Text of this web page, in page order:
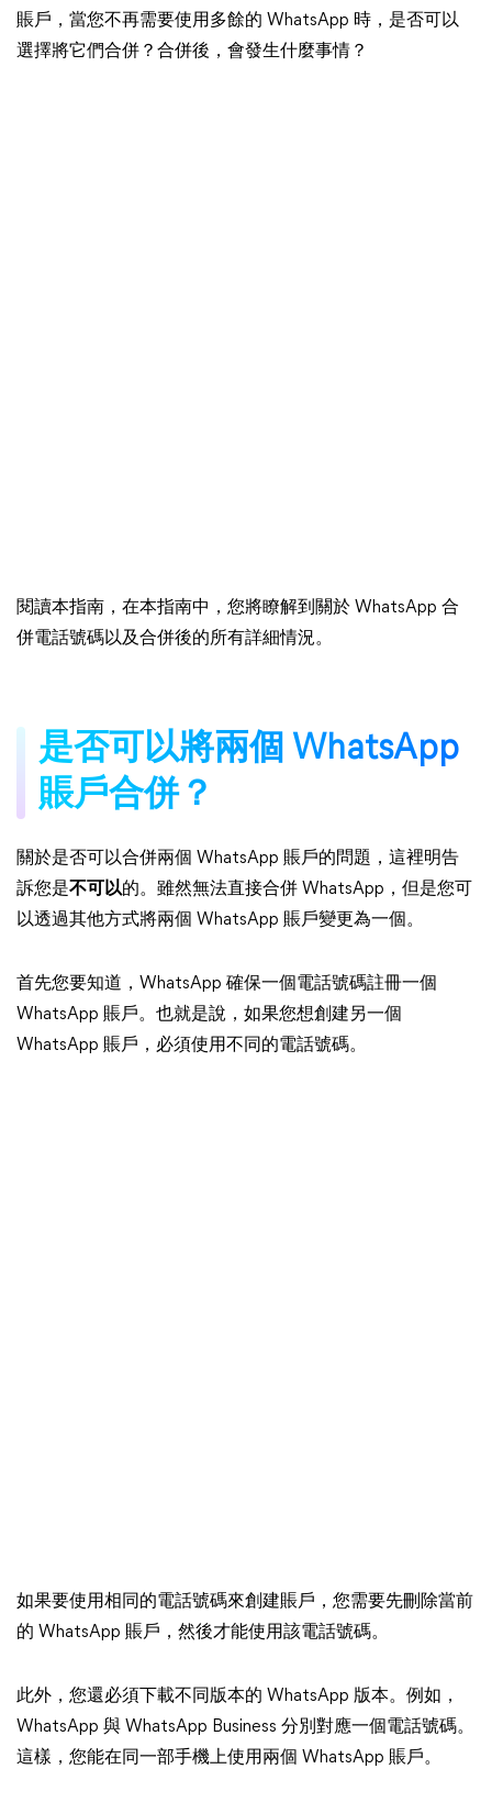
賬戶，當您不再需要使用多餘的 WhatsApp 時，是否可以
選擇將它們合併？合併後，會發生什麼事情？
閱讀本指南，在本指南中，您將瞭解到關於 WhatsApp 合
併電話號碼以及合併後的所有詳細情況。
是否可以將兩個 WhatsApp
賬戶合併？
關於是否可以合併兩個 WhatsApp 賬戶的問題，這裡明告
訴您是不可以的。雖然無法直接合併 WhatsApp，但是您可
以透過其他方式將兩個 WhatsApp 賬戶變更為一個。
首先您要知道，WhatsApp 確保一個電話號碼註冊一個
WhatsApp 賬戶。也就是說，如果您想創建另一個
WhatsApp 賬戶，必須使用不同的電話號碼。
如果要使用相同的電話號碼來創建賬戶，您需要先刪除當前
的 WhatsApp 賬戶，然後才能使用該電話號碼。
此外，您還必須下載不同版本的 WhatsApp 版本。例如，
WhatsApp 與 WhatsApp Business 分別對應一個電話號碼。
這樣，您能在同一部手機上使用兩個 WhatsApp 賬戶。